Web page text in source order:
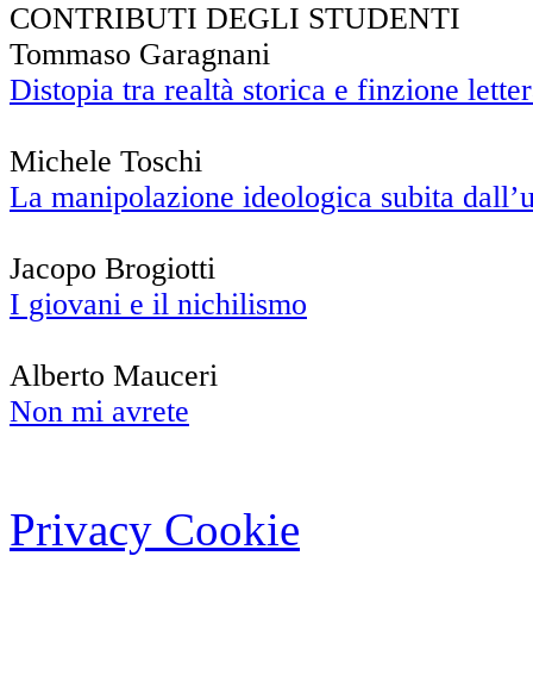
CONTRIBUTI DEGLI STUDENTI
Tommaso Garagnani
Distopia tra realtà storica e finzione
Michele Toschi
La manipolazione ideologica subita
Jacopo Brogiotti
I giovani e il nichilismo
Alberto Mauceri
Non mi avrete
Privacy Cookie